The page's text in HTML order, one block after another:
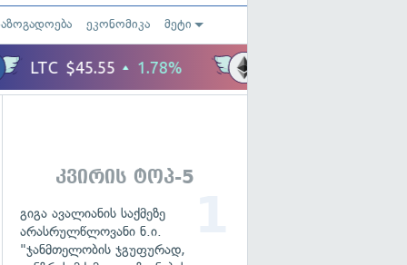
ეკონომიკა მეტი
კვირის ტოპ-5
გიგა ავალიანის საქმეზე
არასრულწლოვანი ნ.ი.
"ჯანმთელობის ჯგუფურად,